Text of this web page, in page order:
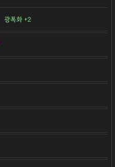
광폭화 +2